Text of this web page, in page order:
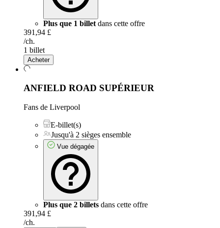
Plus que 1 billet dans cette offre
391,94 £
/ch.
1 billet
Acheter
ANFIELD ROAD SUPÉRIEUR
Fans de Liverpool
E-billet(s)
Jusqu'à 2 sièges ensemble
Vue dégagée
Plus que 2 billets dans cette offre
391,94 £
/ch.